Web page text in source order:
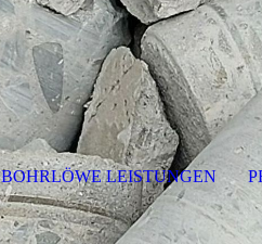
BOHRLÖWE LEISTUNGEN